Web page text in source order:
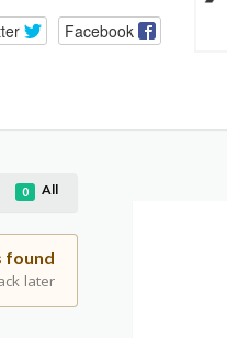
Facebook
All
0
found
later.